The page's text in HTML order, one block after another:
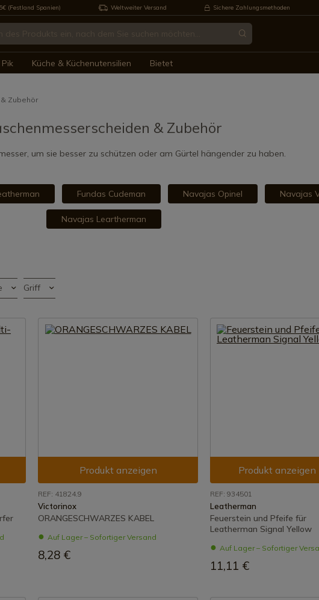
(Festland Spanien) Weltweiter Versand Sichere Zahlungsmethoden
Pik Küche & Küchenutensilien Bietet
Zubehör
& Zubehör
um sie besser zu schützen oder am Gürtel hängender zu haben.
Fundas Cudeman Navajas Opinel Navajas
Navajas Leartherman
Griff
Produkt anzeigen
REF: 41824.9
Victorinox
ORANGESCHWARZES KABEL
Auf Lager – Sofortiger Versand
8,28 €
Produkt anzeigen
REF: 934501
Leatherman
Feuerstein und Pfeife für
Leatherman Signal Yellow
Auf Lager – Sofortiger
11,11 €